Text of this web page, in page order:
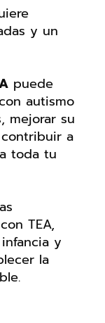
y un
puede
autismo
mejorar su
a
toda tu
TEA,
y
la